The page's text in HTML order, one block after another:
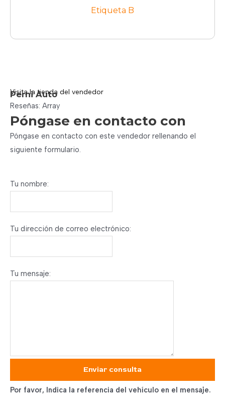
Etiqueta B
Visita la tienda del vendedor
Perni Auto
Reseñas: Array
Póngase en contacto con
Póngase en contacto con este vendedor rellenando el
siguiente formulario.
Tu nombre:
Tu dirección de correo electrónico:
Tu mensaje:
Enviar consulta
Por favor, Indica la referencia del vehículo en el mensaje.